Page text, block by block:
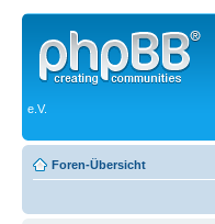
e.V.
Foren-Übersicht